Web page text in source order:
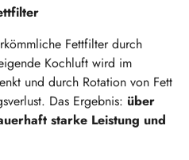
Fettfilter durch
Kochluft wird im
und durch Rotation von Fett
Das Ergebnis: über
starke Leistung und